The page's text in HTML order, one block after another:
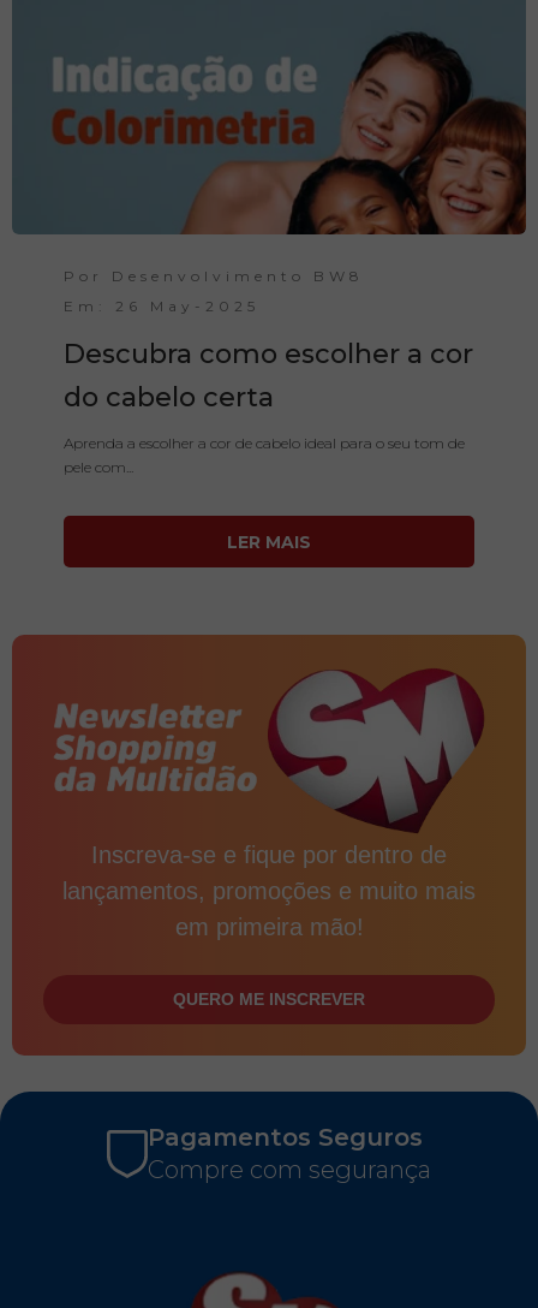
Por Desenvolvimento BW8
Em: 26 May-2025
Descubra como escolher a cor
do cabelo certa
Aprenda a escolher a cor de cabelo ideal para o seu tom de
pele com...
LER MAIS
QUERO ME INSCREVER
Inscreva-se e fique por dentro de
lançamentos, promoções e muito mais
em primeira mão!
Pagamentos Seguros
Compre com segurança